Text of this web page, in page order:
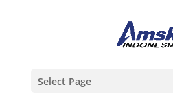
Select Page